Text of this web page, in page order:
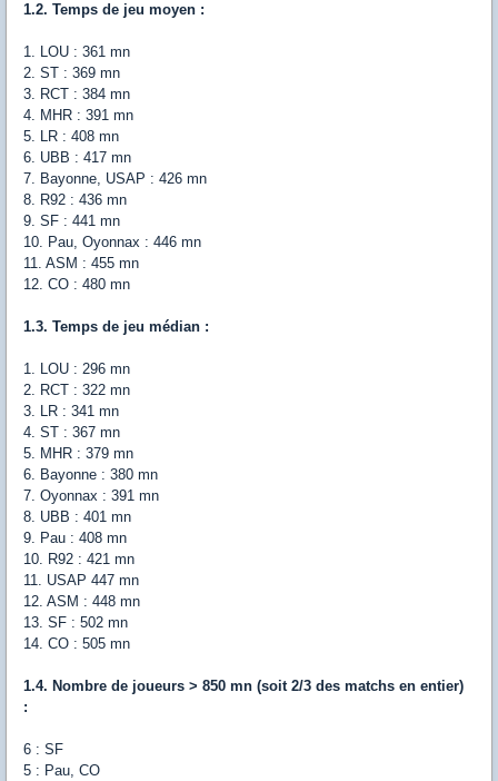
1.2. Temps de jeu moyen :
1. LOU : 361 mn
2. ST : 369 mn
3. RCT : 384 mn
4. MHR : 391 mn
5. LR : 408 mn
6. UBB : 417 mn
7. Bayonne, USAP : 426 mn
8. R92 : 436 mn
9. SF : 441 mn
10. Pau, Oyonnax : 446 mn
11. ASM : 455 mn
12. CO : 480 mn
1.3. Temps de jeu médian :
1. LOU : 296 mn
2. RCT : 322 mn
3. LR : 341 mn
4. ST : 367 mn
5. MHR : 379 mn
6. Bayonne : 380 mn
7. Oyonnax : 391 mn
8. UBB : 401 mn
9. Pau : 408 mn
10. R92 : 421 mn
11. USAP 447 mn
12. ASM : 448 mn
13. SF : 502 mn
14. CO : 505 mn
1.4. Nombre de joueurs > 850 mn (soit 2/3 des matchs en entier)
:
6 : SF
5 : Pau, CO